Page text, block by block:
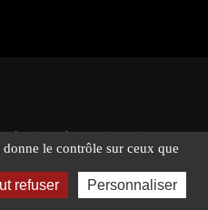
- Tous droits réservés -
Suivez-nous !
le contrôle sur ceux que
refuser Personnaliser